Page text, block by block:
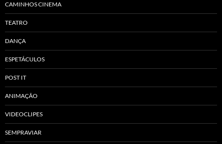
CAMINHOS CINEMA
TEATRO
DANÇA
ESPETÁCULOS
POST IT
ANIMAÇÃO
VIDEOCLIPES
SEMPRAVIAR